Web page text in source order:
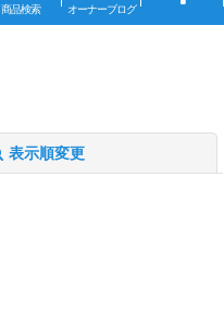
商品検索 オーナーブログ
表示順変更